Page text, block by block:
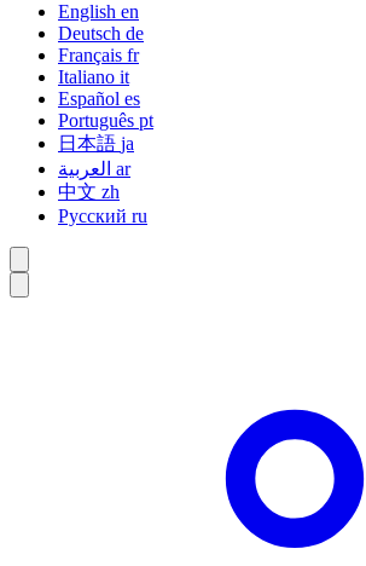
English en
Deutsch de
Français fr
Italiano it
Español es
Português pt
日本語 ja
ar
中文 zh
Русский ru